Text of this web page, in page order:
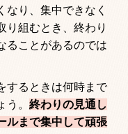
なり、集中できなく
り組むとき、終わり
ることがあるのでは
するときは何時まで
。 終わりの見通し
ルまで集中して頑張